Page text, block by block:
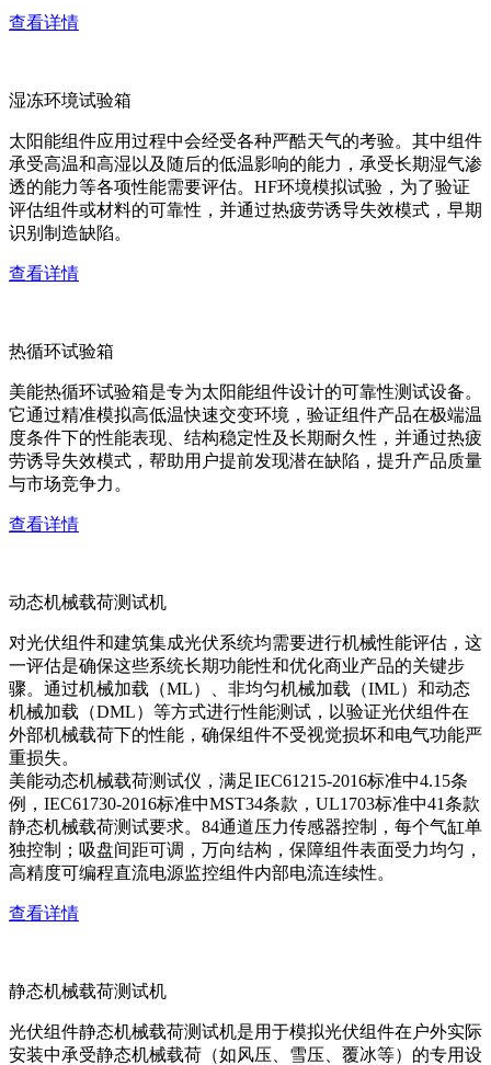
查看详情
湿冻环境试验箱
太阳能组件应用过程中会经受各种严酷天气的考验。其中组件
承受高温和高湿以及随后的低温影响的能力，承受长期湿气渗
透的能力等各项性能需要评估。HF环境模拟试验，为了验证
评估组件或材料的可靠性，并通过热疲劳诱导失效模式，早期
识别制造缺陷。
查看详情
热循环试验箱
美能热循环试验箱是专为太阳能组件设计的可靠性测试设备。
它通过精准模拟高低温快速交变环境，验证组件产品在极端温
度条件下的性能表现、结构稳定性及长期耐久性，并通过热疲
劳诱导失效模式，帮助用户提前发现潜在缺陷，提升产品质量
与市场竞争力。
查看详情
动态机械载荷测试机
对光伏组件和建筑集成光伏系统均需要进行机械性能评估，这
一评估是确保这些系统长期功能性和优化商业产品的关键步
骤。通过机械加载（ML）、非均匀机械加载（IML）和动态
机械加载（DML）等方式进行性能测试，以验证光伏组件在
外部机械载荷下的性能，确保组件不受视觉损坏和电气功能严
重损失。
美能动态机械载荷测试仪，满足IEC61215-2016标准中4.15条
例，IEC61730-2016标准中MST34条款，UL1703标准中41条款
静态机械载荷测试要求。84通道压力传感器控制，每个气缸单
独控制；吸盘间距可调，万向结构，保障组件表面受力均匀，
高精度可编程直流电源监控组件内部电流连续性。
查看详情
静态机械载荷测试机
光伏组件静态机械载荷测试机是用于模拟光伏组件在户外实际
安装中承受静态机械载荷（如风压、雪压、覆冰等）的专用设